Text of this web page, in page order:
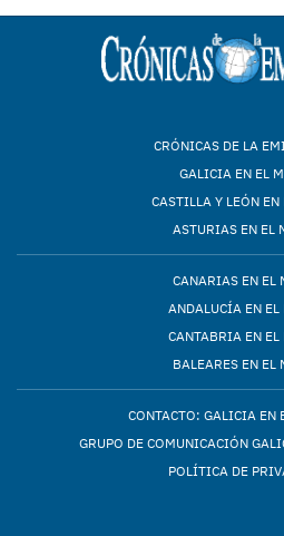
CRÓNICAS DE LA
GALICIA EN EL
CASTILLA Y LEÓN EN
ASTURIAS EN EL
CANARIAS EN EL
ANDALUCÍA EN EL
CANTABRIA EN EL
BALEARES EN EL
CONTACTO: GALICIA EN
GRUPO DE COMUNICACIÓN
POLÍTICA DE